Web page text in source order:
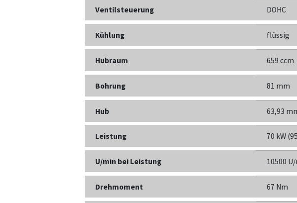
Ventilsteuerung DOHC
Kühlung flüssig
Hubraum 659 ccm
Bohrung 81 mm
Hub 63,93
Leistung 70 kW
U/min bei Leistung 10500
Drehmoment 67 Nm